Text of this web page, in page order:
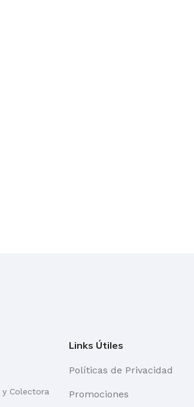
y Colectora
Links Útiles
Políticas de Privacidad
Promociones